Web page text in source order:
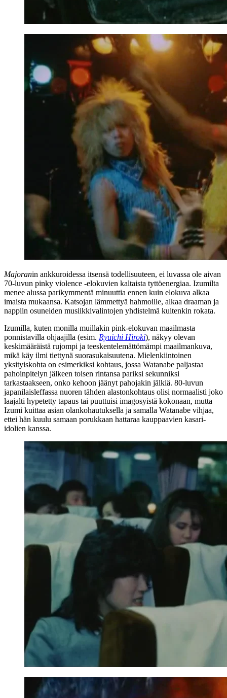
Majoranin ankkuroidessa itsensä todellisuuteen, ei luvassa ole aivan
70‑luvun pinky violence ‑elokuvien kaltaista tyttöenergiaa. Izumilta
menee alussa parikymmentä minuuttia ennen kuin elokuva alkaa
imaista mukaansa. Katsojan lämmettyä hahmoille, alkaa draaman ja
nappiin osuneiden musiikkivalintojen yhdistelmä kuitenkin rokata.
Izumilla, kuten monilla muillakin pink-elokuvan maailmasta
ponnistavilla ohjaajilla (esim. Ryuichi Hiroki), näkyy olevan
keskimääräistä rujompi ja teeskentelemättömämpi maailmankuva,
mikä käy ilmi tiettynä suorasukaisuutena. Mielenkiintoinen
yksityiskohta on esimerkiksi kohtaus, jossa Watanabe paljastaa
pahoinpitelyn jälkeen toisen rintansa pariksi sekunniksi
tarkastaakseen, onko kehoon jäänyt pahojakin jälkiä. 80‑luvun
japanilaisleffassa nuoren tähden alastonkohtaus olisi normaalisti joko
laajalti hypetetty tapaus tai puuttuisi imagosyistä kokonaan, mutta
Izumi kuittaa asian olankohautuksella ja samalla Watanabe vihjaa,
ettei hän kuulu samaan porukkaan hattaraa kauppaavien kasari-
idolien kanssa.